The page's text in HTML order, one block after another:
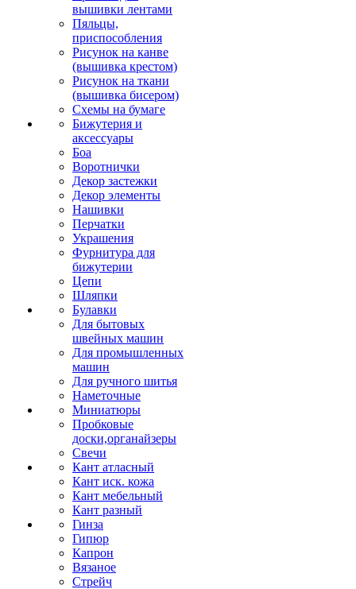
вышивки лентами
Пяльцы,
приспособления
Рисунок на канве
(вышивка крестом)
Рисунок на ткани
(вышивка бисером)
Схемы на бумаге
Бижутерия и
аксессуары
Боа
Воротнички
Декор застежки
Декор элементы
Нашивки
Перчатки
Украшения
Фурнитура для
бижутерии
Цепи
Шляпки
Булавки
Для бытовых
швейных машин
Для промышленных
машин
Для ручного шитья
Наметочные
Миниатюры
Пробковые
доски,органайзеры
Свечи
Кант атласный
Кант иск. кожа
Кант мебельный
Кант разный
Гинза
Гипюр
Капрон
Вязаное
Стрейч